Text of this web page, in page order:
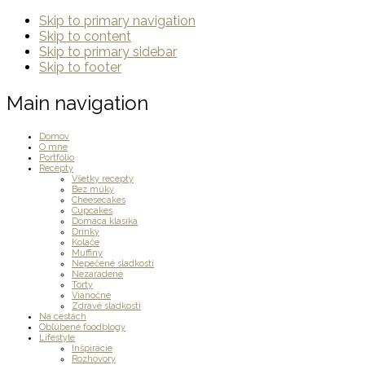
Skip to primary navigation
Skip to content
Skip to primary sidebar
Skip to footer
Main navigation
Domov
O mne
Portfólio
Recepty
Všetky recepty
Bez múky
Cheesecakes
Cupcakes
Domáca klasika
Drinky
Koláče
Muffiny
Nepečené sladkosti
Nezaradené
Torty
Vianočné
Zdravé sladkosti
Na cestách
Obľúbené foodblogy
Lifestyle
Inšpirácie
Rozhovory